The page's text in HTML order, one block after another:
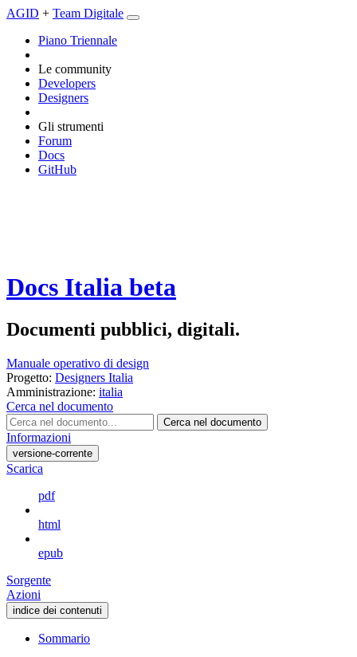
AGID + Team Digitale
Piano Triennale
Le community
Developers
Designers
Gli strumenti
Forum
Docs
GitHub
Docs Italia beta
Documenti pubblici, digitali.
Manuale operativo di design
Progetto: Designers Italia
Amministrazione: italia
Cerca nel documento
Cerca nel documento
Informazioni
versione-corrente
Scarica
pdf
html
epub
Sorgente
Azioni
indice dei contenuti
Sommario